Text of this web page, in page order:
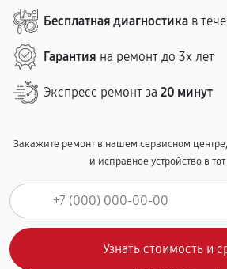
Бесплатная диагностика в
Гарантия на ремонт до 3х лет
Экспресс ремонт за 20 минут
Закажите ремонт в нашем сервисном
и исправное устройство в